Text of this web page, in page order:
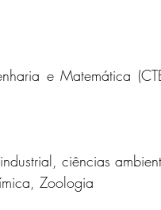
e Matemática
ciências
Zoologia